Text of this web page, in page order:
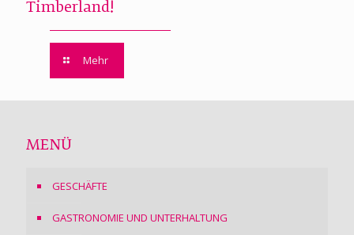
Timberland!
Mehr
MENÜ
GESCHÄFTE
GASTRONOMIE UND UNTERHALTUNG